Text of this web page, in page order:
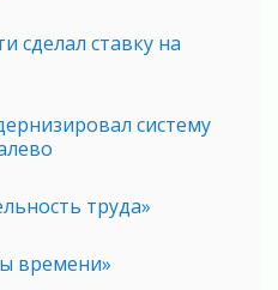
сделал ставку на
систему
труда»
времени»